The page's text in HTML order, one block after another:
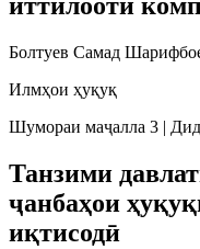
иттилооти
Болтуев Самад
Илмҳои ҳуқуқ
Шумораи маҷалла 3 |
Танзими
ҷанбаҳои
иқтисодӣ